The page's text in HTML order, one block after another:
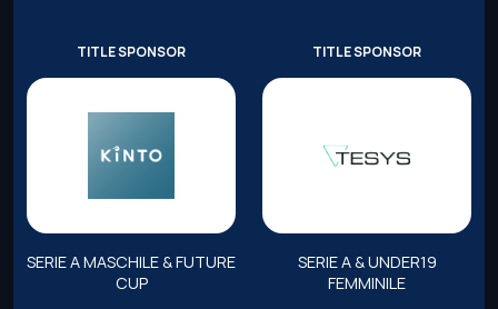
TITLE SPONSOR
SERIE A MASCHILE & FUTURE
CUP
TITLE SPONSOR
SERIE A & UNDER19
FEMMINILE